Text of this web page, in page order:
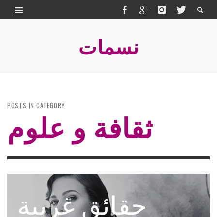
نسمات
POSTS IN CATEGORY
ثقافة و علوم
قصة رائعة
حقائق غريبة
معلومات عامة
معلومات دينية
معلومة مفيدة